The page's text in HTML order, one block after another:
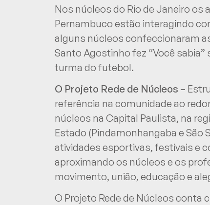
Nos núcleos do Rio de Janeiro os
Pernambuco estão interagindo
alguns núcleos confeccionaram
Santo Agostinho fez “Você
turma do futebol.
O Projeto Rede de Núcleos –
referência na comunidade ao
núcleos na Capital Paulista, na
Estado (Pindamonhangaba e São
atividades esportivas, festivais e
aproximando os núcleos e os
movimento, união, educação e
O Projeto Rede de Núcleos conta